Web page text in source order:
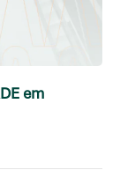
em